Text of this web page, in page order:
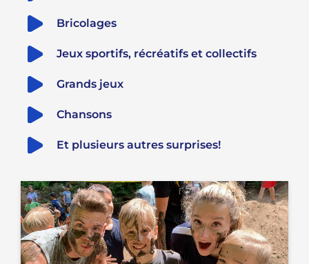
Bricolages
Jeux sportifs, récréatifs et collectifs
Grands jeux
Chansons
Et plusieurs autres surprises!